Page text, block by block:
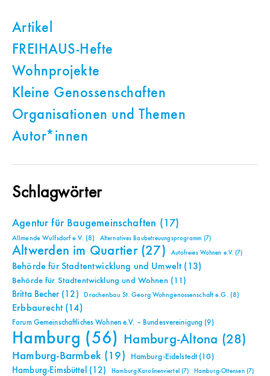
Artikel
FREIHAUS-Hefte
Wohnprojekte
Kleine Genossenschaften
Organisationen und Themen
Autor*innen
Schlagwörter
Agentur für Baugemeinschaften (17)
Allmende Wulfsdorf e.V. (8) Alternatives Baubetreuungsprogramm (7)
Altwerden im Quartier(27) Autofreies Wohnen e.V. (7)
Behörde für Stadtentwicklung und Umwelt (13)
Behörde für Stadtentwicklung und Wohnen(11)
Britta Becher(12) Drachenbau St. Georg Wohngenossenschaft e.G. (8)
Erbbaurecht(14)
Forum Gemeinschaftliches Wohnen e.V. – Bundesvereinigung (9)
Hamburg (56) Hamburg-Altona (28)
Hamburg-Barmbek(19) Hamburg-Eidelstedt(10)
Hamburg-Eimsbüttel (12) Hamburg-Karolinenviertel (7) Hamburg-Ottensen(7)